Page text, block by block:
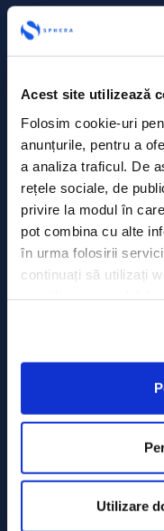
Acest site utilizează
Folosim cookie-uri
anunțurile, pentru a
a analiza traficul. De
rețele sociale, de
privire la modul în
pot combina cu alte
în urma folosirii
continuați să utilizați
Utilizare
Contact
Comunicate de presă
Politica de
Politica de prelucrare a
Declarația Cookie